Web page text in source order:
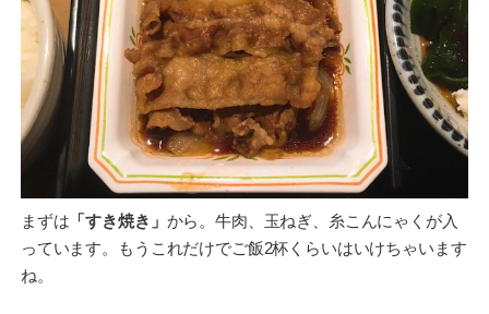
まずは 「すき焼き」 から。牛肉、玉ねぎ、糸こんにゃくが入
っています。もうこれだけでご飯2杯くらいはいけちゃいます
ね。